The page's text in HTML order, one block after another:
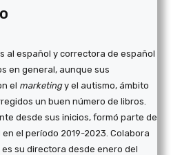
al español y correctora de español
en general, aunque sus
el marketingy el autismo, ámbito
un buen número de libros.
desde sus inicios, formó parte de
el período 2019-2023. Colabora
su directora desde enero del